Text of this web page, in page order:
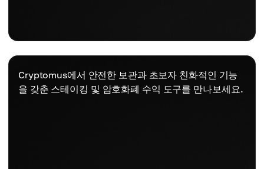
Cryptomus에서 안전한 보관과 초보자 친화적인 기능
을 갖춘 스테이킹 및 암호화폐 수익 도구를 만나보세요.